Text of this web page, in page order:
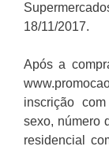
18/11/2017.
Após a
inscrição
sexo, número
residencial